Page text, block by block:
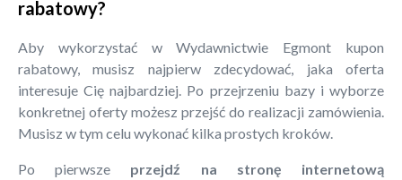
rabatowy?
Aby wykorzystać w Wydawnictwie Egmont kupon
rabatowy, musisz najpierw zdecydować, jaka oferta
interesuje Cię najbardziej. Po przejrzeniu bazy i wyborze
konkretnej oferty możesz przejść do realizacji zamówienia.
Musisz w tym celu wykonać kilka prostych kroków.
Po pierwsze przejdź na stronę internetową